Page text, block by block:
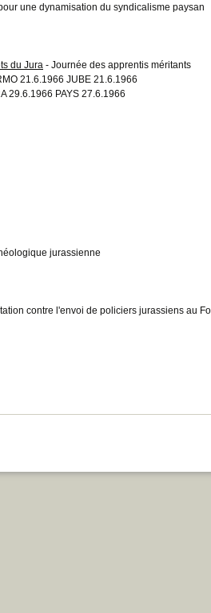
une dynamisation du syndicalisme paysan
du Jura - Journée des apprentis méritants
21.6.1966 JUBE 21.6.1966
29.6.1966 PAYS 27.6.1966
jurassienne
contre l'envoi de policiers jurassiens au